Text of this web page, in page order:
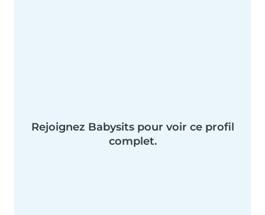
Rejoignez Babysits pour voir ce profil
complet.